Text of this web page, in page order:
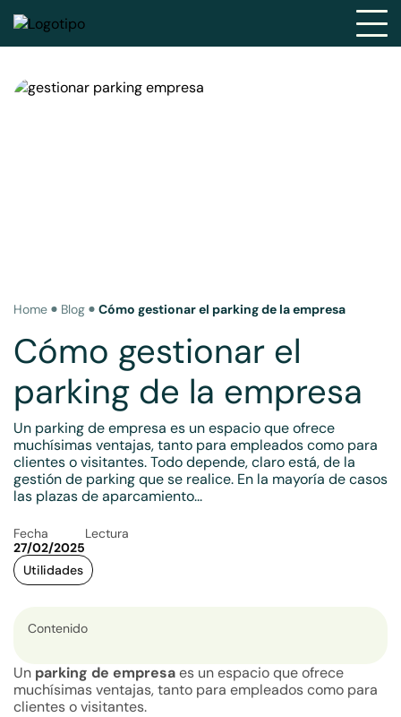
Home Blog Cómo gestionar el parking de la empresa
Cómo gestionar el
parking de la empresa
Un parking de empresa es un espacio que ofrece
muchísimas ventajas, tanto para empleados como para
clientes o visitantes. Todo depende, claro está, de la
gestión de parking que se realice. En la mayoría de casos
las plazas de aparcamiento...
Fecha
27/02/2025
Lectura
Utilidades
Contenido
Un parking de empresaes un espacio que ofrece
muchísimas ventajas, tanto para empleados como para
clientes o visitantes.